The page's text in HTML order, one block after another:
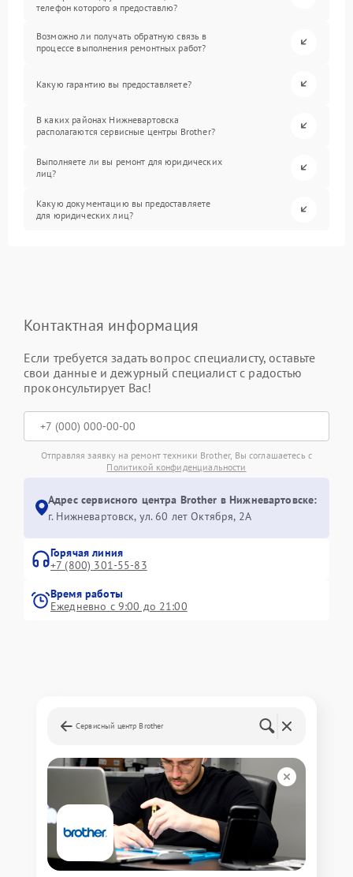
телефон которого я предоставлю?
Возможно ли получать обратную связь в
процессе выполнения ремонтных работ?
Какую гарантию вы предоставляете?
В каких районах Нижневартовска
располагаются сервисные центры Brother?
Выполняете ли вы ремонт для юридических
лиц?
Какую документацию вы предоставляете
для юридических лиц?
Контактная информация
Если требуется задать вопрос специалисту, оставьте
свои данные и дежурный специалист с радостью
проконсультирует Вас!
Отправляя заявку на ремонт техники Brother, Вы соглашаетесь с
Политикой конфиденциальности
Адрес сервисного центра Brother в Нижневартовске:
г. Нижневартовск, ул. 60 лет Октября, 2А
Горячая линия
+7 (800) 301-55-83
Время работы
Ежедневно с 9:00 до 21:00
Сервисный центр Brother